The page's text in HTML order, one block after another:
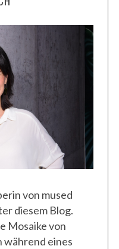
von mused
diesem Blog.
Mosaike von
während eines